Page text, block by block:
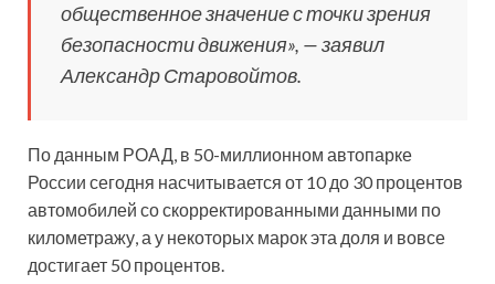
общественное значение с точки зрения
безопасности движения», — заявил
Александр Старовойтов.
По данным РОАД, в 50-миллионном автопарке
России сегодня насчитывается от 10 до 30 процентов
автомобилей со скорректированными данными по
километражу, а у некоторых марок эта доля и вовсе
достигает 50 процентов.